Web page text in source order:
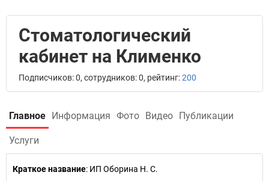
Стоматологический
кабинет на Клименко
Подписчиков: 0, сотрудников: 0, рейтинг:200
Главное Информация Фото Видео Публикации
Услуги
Краткое название: ИП Оборина Н. С.